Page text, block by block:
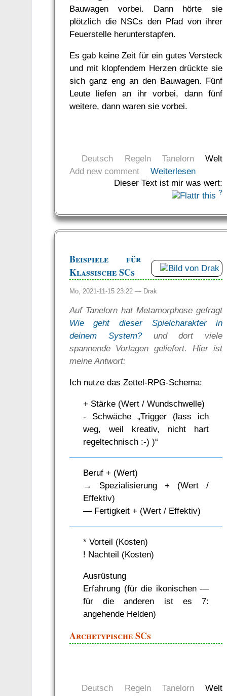
Bauwagen vorbei. Dann hörte sie
plötzlich die NSCs den Pfad von ihrer
Feuerstelle herunterstapfen.
Es gab keine Zeit für ein gutes Versteck
und mit klopfendem Herzen drückte sie
sich ganz eng an den Bauwagen. Fünf
Leute liefen an ihr vorbei, dann fünf
weitere, dann waren sie vorbei.
Deutsch Regeln Tanelorn
Welt
Add new comment
Weiterlesen
Dieser Text ist mir was wert:
?
Beispiele für
Klassische SCs
Mo, 2021-11-15 23:22 — Drak
Auf Tanelorn hat Metamorphose gefragt
Wie geht dieser Spielcharakter in
deinem System?und dort viele
spannende Vorlagen geliefert. Hier ist
meine Antwort:
Ich nutze das Zettel-RPG-Schema:
+ Stärke (Wert / Wundschwelle)
- Schwäche „Trigger (lass ich
weg, weil kreativ, nicht hart
regeltechnisch :-) )“
Beruf + (Wert)
→ Spezialisierung + (Wert /
Effektiv)
— Fertigkeit + (Wert / Effektiv)
* Vorteil (Kosten)
! Nachteil (Kosten)
Ausrüstung
Erfahrung (für die ikonischen —
für die anderen ist es 7:
angehende Helden)
Archetypische SCs
Deutsch Regeln Tanelorn
Welt